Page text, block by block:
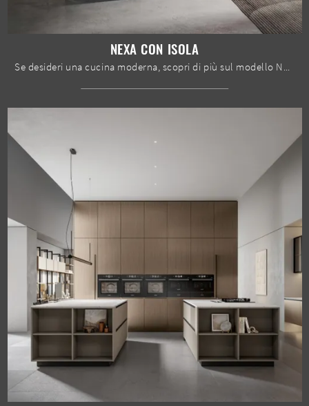
NEXA CON ISOLA
Se desideri una cucina moderna, scopri di più sul modello Nexa con isola Home Cucine.